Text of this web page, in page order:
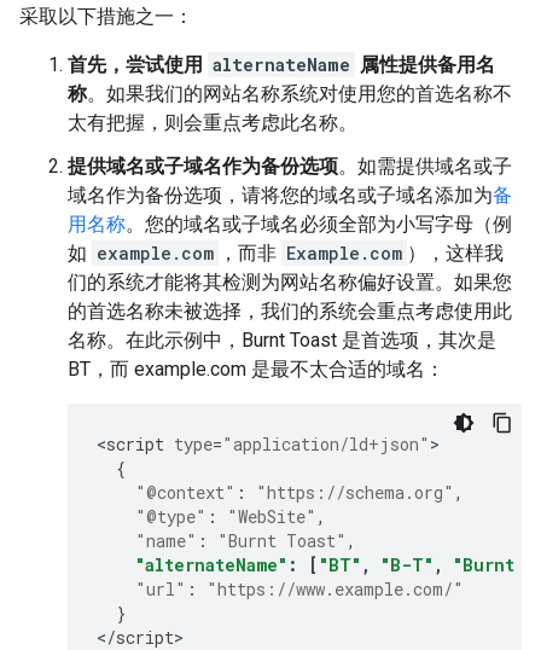
采取以下措施之一：
首先，尝试使用 alternateName 属性提供备用名
称。如果我们的网站名称系统对使用您的首选名称不
太有把握，则会重点考虑此名称。
提供域名或子域名作为备份选项。如需提供域名或子
域名作为备份选项，请将您的域名或子域名添加为备
用名称。您的域名或子域名必须全部为小写字母（例
如 example.com ，而非 Example.com ），这样我
们的系统才能将其检测为网站名称偏好设置。如果您
的首选名称未被选择，我们的系统会重点考虑使用此
名称。在此示例中， Burnt Toast 是首选项，其次是
BT ，而 example.com 是最不太合适的域名：
<script type="application/ld+json"
{
"@context" : "https://schema.org" ,
"@type" : "WebSite" ,
"name" : "Burnt Toast" ,
"alternateName" : [ "BT" , "B-T" ,
"Burnt
"url" :
"https://www.example.com/"
}
</script>